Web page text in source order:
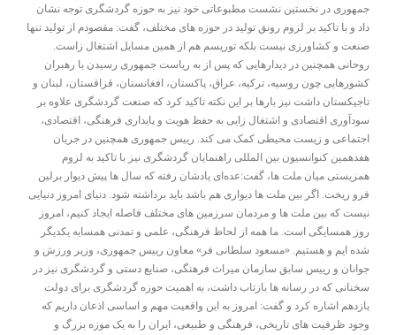
جمهوری در نخستین نشست مطبوعاتی خود نیز به حوزه گردشگری توجه نشان
داد و با تاکید بر لزوم رونق تولید در حوزه های مختلف، گفت: مقصودم از تولید تنها
صنعت و کشاورزی نیست بلکه توریسم هم از همین مسایل اشتغال زاست.
روحانی همچنین در دیدارهایی که پس از به ریاست جمهوری رسیدن با رهبران
کشورهایی چون روسیه، ترکیه، عراق، پاکستان، افغانستان، قزاقستان، لبنان و
تاجیکستان داشت نیز بارها بر این نکته تاکید کرد که صنعت گردشگری علاوه بر
سودآوری اقتصادی و اشتغال زایی به حفظ هویت و پایداری فرهنگی، اقتصادی،
اجتماعی و زیست محیطی کمک می کند. رییس جمهوری همچنین در جریان
هفدهمین کنوانسیون بین ‌المللی راهنمایان گردشگری نیز با تاکید به لزوم
همزیستی میان ملت ها، گفت:عده‌ای یادشان رفته که سال ‌ها پیش دیوار برلین
فرو ریخت. اگر بین ملت‌ ها دیواری هم باشد باید برداشته شود. دنیای امروز دنیایی
نیست که بین ملت ‌ها و مردمان سرزمین‌ های مختلف فاصله ایجاد کنیم، امروز
روز همسایگی است. ما همه از لحاظ فرهنگی، علمی و تمدنی همسایه یکدیگر
شده‌ ایم و هستیم. «مسعود سلطانی‌ فر» معاون رییس جمهوری، وزیر ورزش و
جوانان و رییس سابق سازمان میراث فرهنگی، صنایع دستی و گردشگری نیز در
سخنانی که در رسانه ها بازتاب داشت، به اهمیت حوزه گردشگری برای دولت
یازدهم اشاره کرد و گفت: امروز به این واقعیت مهم و اساسی اذعان داریم که
وجود ظرفیت های تاریخی، فرهنگی و طبیعی، ایران را به یک موزه بزرگ و